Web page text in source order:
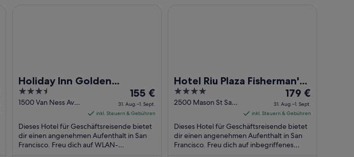
Holiday Inn Golden
Gateway by IHG
3.5
out
5
1500 Van Ness Ave
Der
Preis
beträgt
155 €
pro
155 €
31. Aug.–1. Sept.
inkl. Steuern & Gebühren
Dieses Hotel für Geschäftsreisende bietet
dir einen angenehmen Aufenthalt in San
Francisco. Freu dich auf WLAN-
Hotel Riu Plaza Fisherman's
Wharf
4
out
5
2500 Mason St San
Der
Preis
beträgt
179 €
pro
Nacht
179 €
31. Aug.–1. Sept.
inkl. Steuern & Gebühren
Dieses Hotel für Geschäftsreisende bietet
dir einen angenehmen Aufenthalt in San
Francisco. Freu dich auf inbegriffenes